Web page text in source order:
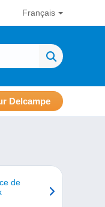
Français
Delcampe
de